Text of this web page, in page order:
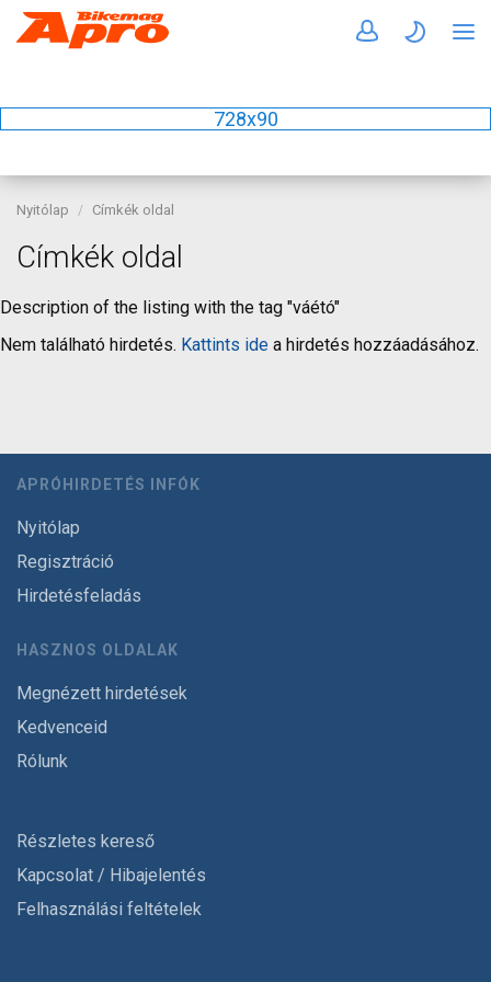
728x90
Nyitólap Címkék oldal
Címkék oldal
Description of the listing with the tag "váétó"
Nem található hirdetés. Kattints ide a hirdetés hozzáadásához.
APRÓHIRDETÉS INFÓK
Nyitólap
Regisztráció
Hirdetésfeladás
HASZNOS OLDALAK
Megnézett hirdetések
Kedvenceid
Rólunk
Részletes kereső
Kapcsolat / Hibajelentés
Felhasználási feltételek